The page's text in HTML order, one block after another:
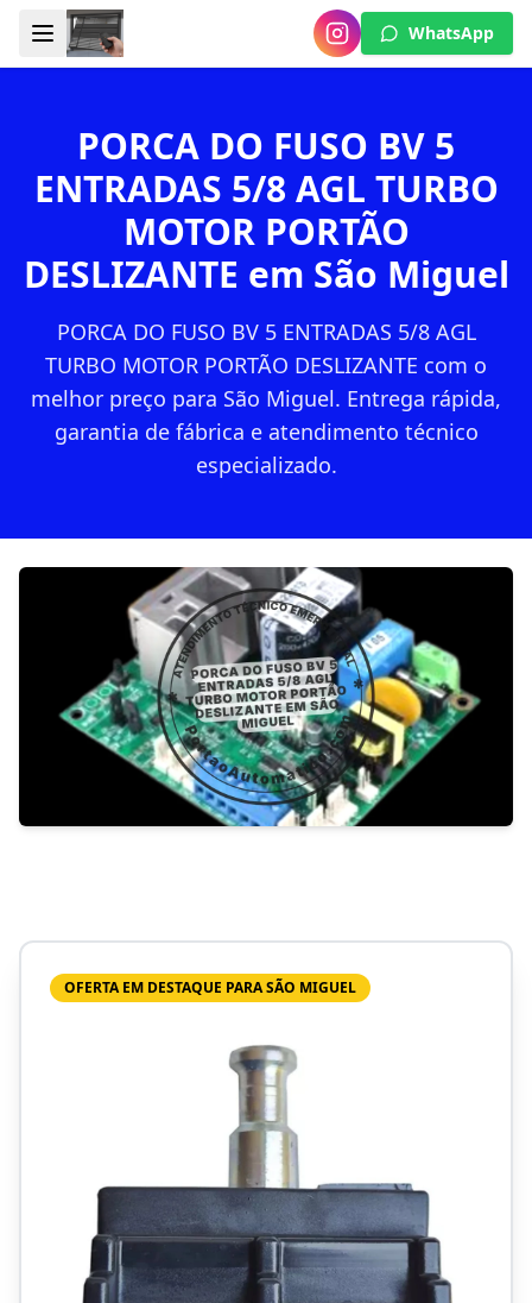
WhatsApp
PORCA DO FUSO BV 5
ENTRADAS 5/8 AGL TURBO
MOTOR PORTÃO
DESLIZANTE em São Miguel
PORCA DO FUSO BV 5 ENTRADAS 5/8 AGL
TURBO MOTOR PORTÃO DESLIZANTE com o
melhor preço para São Miguel. Entrega rápida,
garantia de fábrica e atendimento técnico
especializado.
OFERTA EM DESTAQUE PARA SÃO MIGUEL